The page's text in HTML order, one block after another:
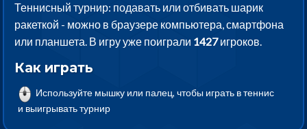
Теннисный турнир: подавать или отбивать шарик
ракеткой - можно в браузере компьютера, смартфона
или планшета. В игру уже поиграли 1427игроков.
Как играть
Используйте мышку или палец, чтобы играть в теннис
и выигрывать турнир